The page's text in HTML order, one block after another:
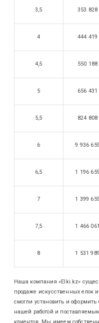
3,5 353 828
4 444 419
4,5 550 188
5 656 431
5,5 824 808
6 9 936 659
6,5 1 196 659
7 1 399 659
7,5 1 466 061
8 1 531 989
Наша компания «Elki.kz»
продаже искусственных елок
смогли установить и оформить
нашей работой и